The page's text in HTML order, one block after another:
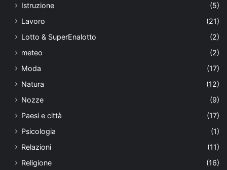
Istruzione
(5)
Lavoro
(21)
Lotto & SuperEnalotto
(2)
meteo
(2)
Moda
(17)
Natura
(12)
Nozze
(9)
Paesi e città
(17)
Psicologia
(1)
Relazioni
(11)
Religione
(16)